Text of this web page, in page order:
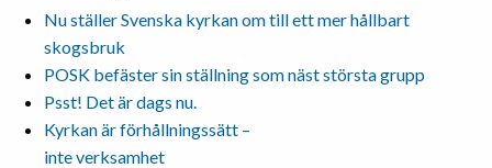
Nu ställer Svenska kyrkan om till ett mer hållbart
skogsbruk
POSK befäster sin ställning som näst största grupp
Psst! Det är dags nu.
Kyrkan är förhållningssätt –
inte verksamhet